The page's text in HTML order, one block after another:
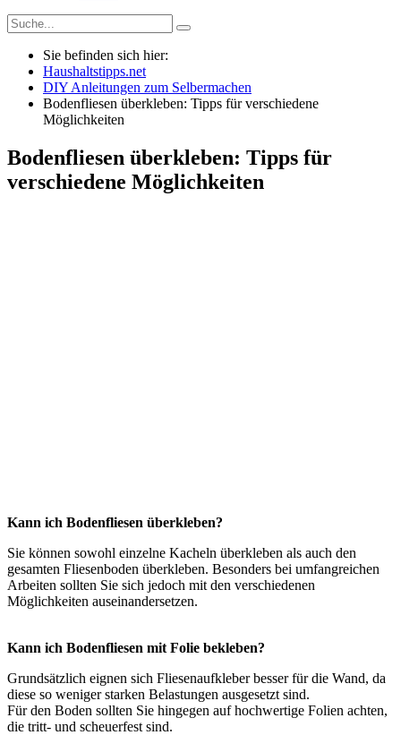
Sie befinden sich hier:
Haushaltstipps.net
DIY Anleitungen zum Selbermachen
Bodenfliesen überkleben: Tipps für verschiedene
Möglichkeiten
Bodenfliesen überkleben: Tipps für
verschiedene Möglichkeiten
Kann ich Bodenfliesen überkleben?
Sie können sowohl einzelne Kacheln überkleben als auch den
gesamten Fliesenboden überkleben. Besonders bei umfangreichen
Arbeiten sollten Sie sich jedoch mit den verschiedenen
Möglichkeiten auseinandersetzen.
Kann ich Bodenfliesen mit Folie bekleben?
Grundsätzlich eignen sich Fliesenaufkleber besser für die Wand, da
diese so weniger starken Belastungen ausgesetzt sind.
Für den Boden sollten Sie hingegen auf hochwertige Folien achten,
die tritt- und scheuerfest sind.